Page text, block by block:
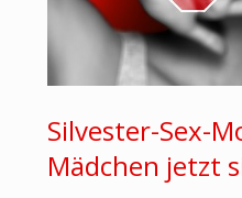
Silvester-Sex-
Mädchen jetzt